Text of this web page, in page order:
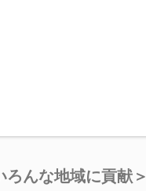
ろんな地域に貢献